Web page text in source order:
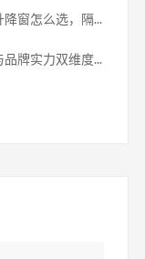
2026临街住宅挑选技巧：阳台电动升降窗怎么选，隔热又隔音
2026门窗十大品牌推荐：市场口碑与品牌实力双维度详解